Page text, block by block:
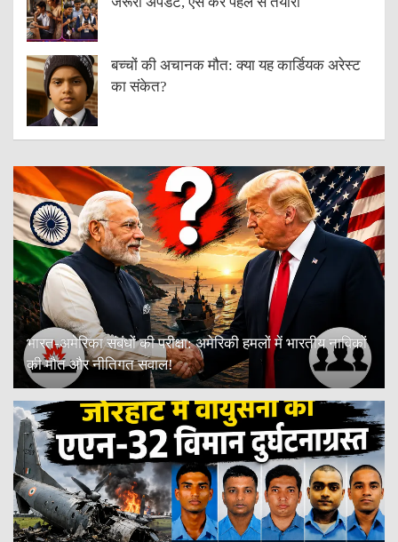
बच्चों की अचानक मौत: क्या यह कार्डियक अरेस्ट
का संकेत?
भारत-अमेरिका संबंधों की परीक्षा: अमेरिकी हमलों में भारतीय नाविकों
की मौत और नीतिगत सवाल!